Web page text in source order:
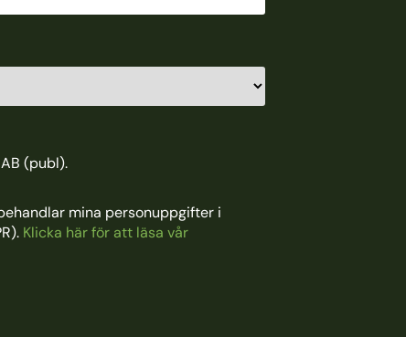
(publ).
mina personuppgifter i
Klicka här för att läsa vår